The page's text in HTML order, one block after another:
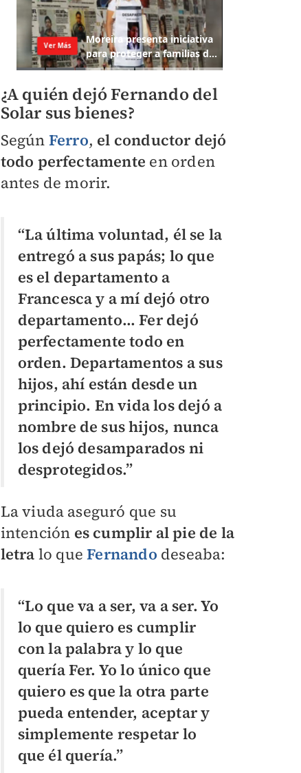
¿A quién dejó Fernando del
Solar sus bienes?
Según Ferro, el conductor dejó
todo perfectamente en orden
antes de morir.
“La última voluntad, él se la
entregó a sus papás; lo que
es el departamento a
Francesca y a mí dejó otro
departamento… Fer dejó
perfectamente todo en
orden. Departamentos a sus
hijos, ahí están desde un
principio. En vida los dejó a
nombre de sus hijos, nunca
los dejó desamparados ni
desprotegidos.”
La viuda aseguró que su
intención es cumplir al pie de la
letra lo que Fernando deseaba:
“Lo que va a ser, va a ser. Yo
lo que quiero es cumplir
con la palabra y lo que
quería Fer. Yo lo único que
quiero es que la otra parte
pueda entender, aceptar y
simplemente respetar lo
que él quería.”